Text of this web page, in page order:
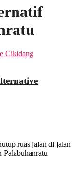
ruas jalan di jalan
Palabuhanratu